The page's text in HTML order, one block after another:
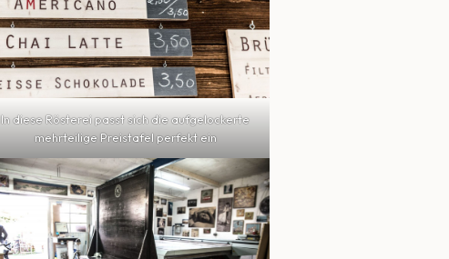
In diese Rösterei passt sich die aufgelockerte
mehrteilige Preistafel perfekt ein